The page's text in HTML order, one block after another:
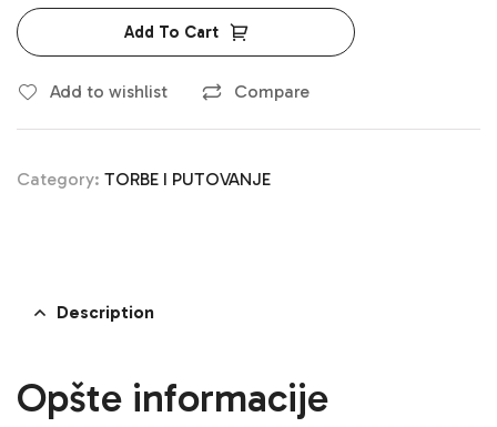
Add To Cart
Add to wishlist Compare
Category: TORBE I PUTOVANJE
Description
Opšte informacije